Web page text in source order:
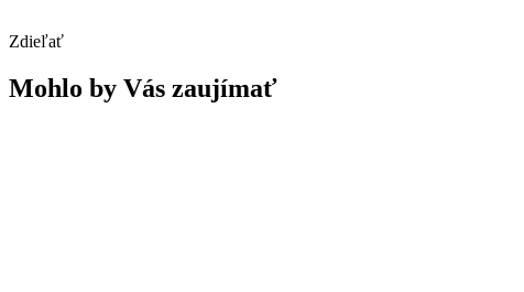
Zdieľať
Mohlo by Vás zaujímať